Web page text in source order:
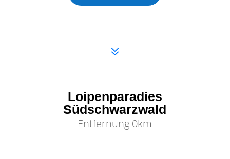
7
Loipenparadies
Südschwarzwald
Entfernung 0km